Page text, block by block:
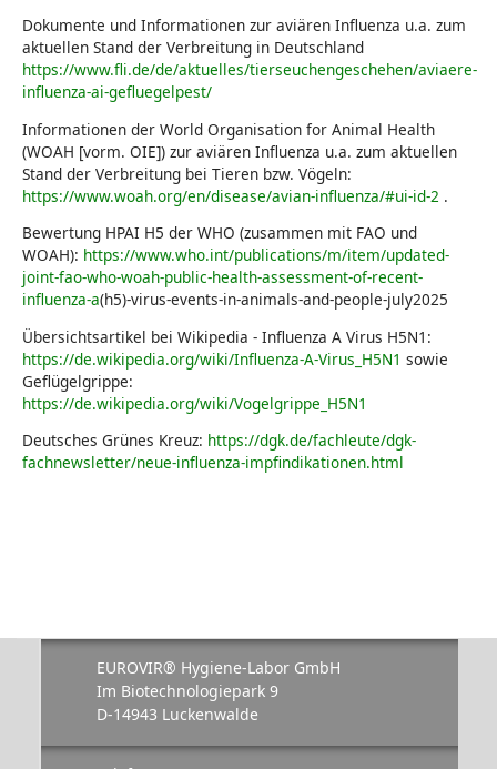
Dokumente und Informationen zur aviären Influenza u.a. zum
aktuellen Stand der Verbreitung in Deutschland
https://www.fli.de/de/aktuelles/tierseuchengeschehen/aviaere-
influenza-ai-gefluegelpest/
Informationen der World Organisation for Animal Health
(WOAH [vorm. OIE]) zur aviären Influenza u.a. zum aktuellen
Stand der Verbreitung bei Tieren bzw. Vögeln:
https://www.woah.org/en/disease/avian-influenza/#ui-id-2 .
Bewertung HPAI H5 der WHO (zusammen mit FAO und
WOAH): https://www.who.int/publications/m/item/updated-
joint-fao-who-woah-public-health-assessment-of-recent-
influenza-a(h5)-virus-events-in-animals-and-people-july2025
Übersichtsartikel bei Wikipedia - Influenza A Virus H5N1:
https://de.wikipedia.org/wiki/Influenza-A-Virus_H5N1 sowie
Geflügelgrippe:
https://de.wikipedia.org/wiki/Vogelgrippe_H5N1
Deutsches Grünes Kreuz: https://dgk.de/fachleute/dgk-
fachnewsletter/neue-influenza-impfindikationen.html
EUROVIR® Hygiene-Labor GmbH
Im Biotechnologiepark 9
D-14943 Luckenwalde